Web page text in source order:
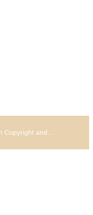
Copyright and…